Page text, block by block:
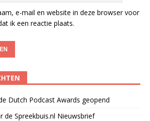
e-mail en website in deze browser voor
ik een reactie plaats.
Dutch Podcast Awards geopend
de Spreekbuis.nl Nieuwsbrief